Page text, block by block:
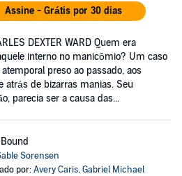
Assine - Grátis por 30 dias
DEXTER WARD Quem era
interno no manicômio? Um caso
preso ao passado, aos
atrás de bizarras manias. Seu
parecia ser a causa das...
Sorensen
por:Avery Caris,Gabriel Michael